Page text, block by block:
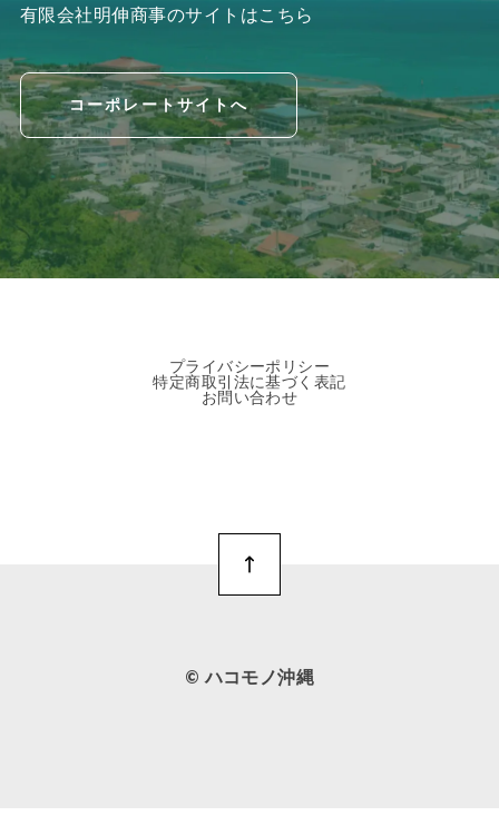
有限会社明伸商事のサイトはこちら
コーポレートサイトへ
プライバシーポリシー
特定商取引法に基づく表記
お問い合わせ
©︎ ハコモノ沖縄